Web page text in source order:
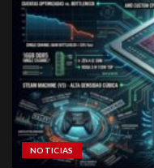
NOTICIAS